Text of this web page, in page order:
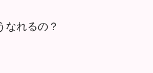
なれるの？